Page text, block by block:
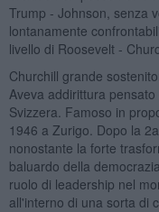
Trump - Johnson, senza
lontanamente
livello di Roosevelt -
Churchill grande
Aveva addirittura
Svizzera. Famoso in
1946 a Zurigo. Dopo la
nonostante la forte
baluardo della
ruolo di leadership nel
all'interno di una sorta di